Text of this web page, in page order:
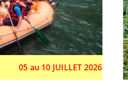
05 au 10 JUILLET 2026